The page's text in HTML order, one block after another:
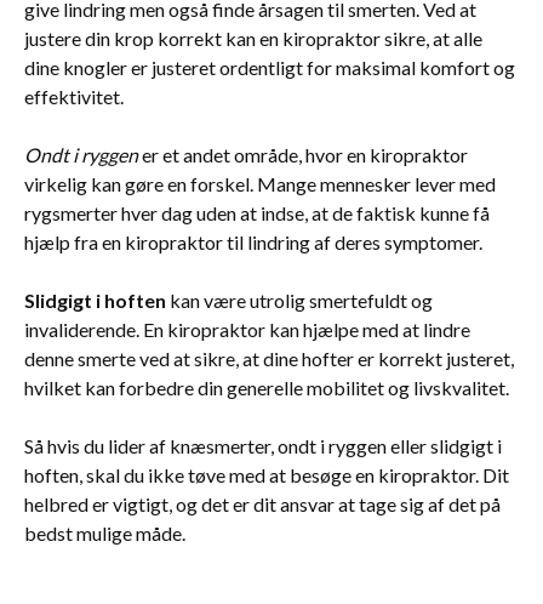
give lindring men også finde årsagen til smerten. Ved at
justere din krop korrekt kan en kiropraktor sikre, at alle
dine knogler er justeret ordentligt for maksimal komfort og
effektivitet.
Ondt i ryggener et andet område, hvor en kiropraktor
virkelig kan gøre en forskel. Mange mennesker lever med
rygsmerter hver dag uden at indse, at de faktisk kunne få
hjælp fra en kiropraktor til lindring af deres symptomer.
Slidgigt i hoften kan være utrolig smertefuldt og
invaliderende. En kiropraktor kan hjælpe med at lindre
denne smerte ved at sikre, at dine hofter er korrekt justeret,
hvilket kan forbedre din generelle mobilitet og livskvalitet.
Så hvis du lider af knæsmerter, ondt i ryggen eller slidgigt i
hoften, skal du ikke tøve med at besøge en kiropraktor. Dit
helbred er vigtigt, og det er dit ansvar at tage sig af det på
bedst mulige måde.